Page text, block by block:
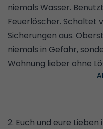
niemals Wasser.
Feuerlöscher. Schaltet
Sicherungen aus.
niemals in Gefahr,
Wohnung lieber ohne
2. Euch und eure